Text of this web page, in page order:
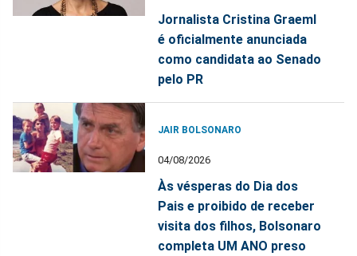
Jornalista Cristina Graeml
é oficialmente anunciada
como candidata ao Senado
pelo PR
JAIR BOLSONARO
04/08/2026
Às vésperas do Dia dos
Pais e proibido de receber
visita dos filhos, Bolsonaro
completa UM ANO preso